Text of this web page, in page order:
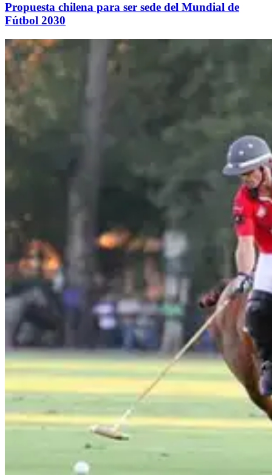
Propuesta chilena para ser sede del Mundial de
Fútbol 2030